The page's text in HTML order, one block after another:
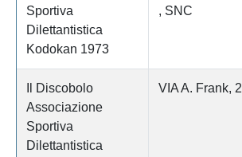
Sportiva
Dilettantistica
Kodokan 1973
, SNC
Il Discobolo
Associazione
Sportiva
Dilettantistica
VIA A. Frank, 2